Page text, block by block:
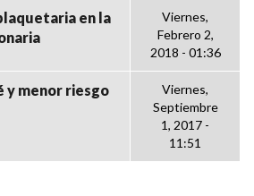
en la
Viernes,
Febrero 2,
2018 - 01:36
y menor riesgo
Viernes,
Septiembre
1, 2017 -
11:51